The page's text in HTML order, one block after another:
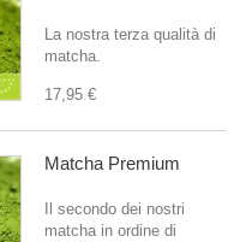
La nostra terza qualità di
matcha.
17,95 €
Matcha Premium
Il secondo dei nostri
matcha in ordine di